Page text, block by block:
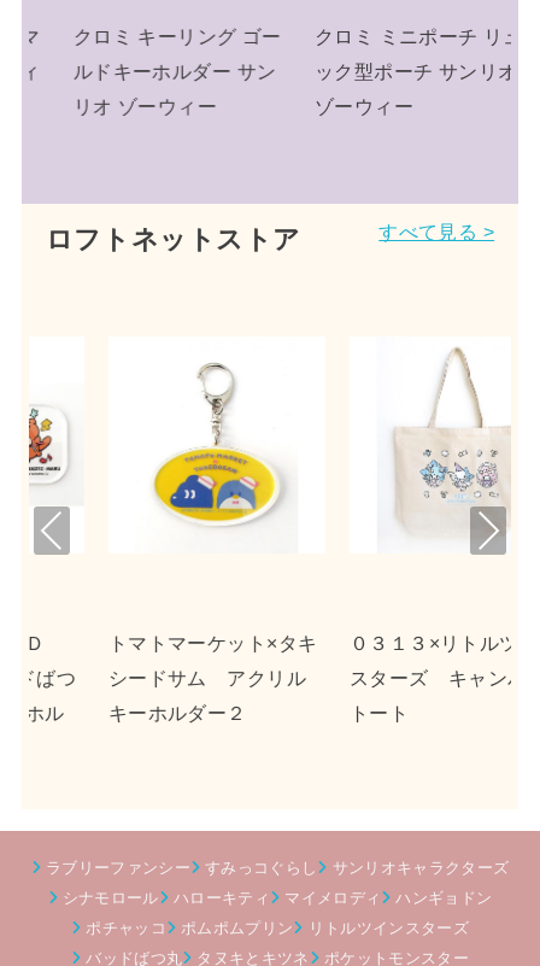
クロミ ミニポーチ リュ
ック型ポーチ サンリオ
ゾーウィー
クロミ キーリング ミニ
チュアニットチャーム
ニット帽 サンリオ
ロフトネットストア すべて見る >
キ
ル
０３１３×リトルツイン
スターズ キャンバス
トート
ｎｓｎ×ポチャッコ ア
クリルキーホルダー２
Pre
Nex
ラブリーファンシー すみっコぐらし
サンリオキャラクターズ
シナモロール
ハローキティ マイメロディ
ハンギョドン
ポチャッコ
ポムポムプリン
リトルツインスターズ
バッドばつ丸
タヌキとキツネ ポケットモンスター